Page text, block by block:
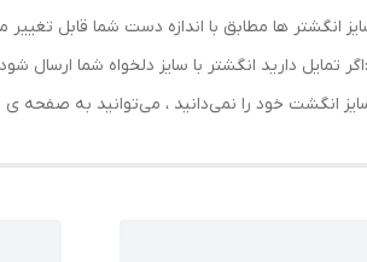
انگشتر ها مطابق با اندازه دست شما قابل تغییر
تمایل دارید انگشتر با سایز دلخواه شما
انگشت خود را نمی‌دانید ، می‌توانید به